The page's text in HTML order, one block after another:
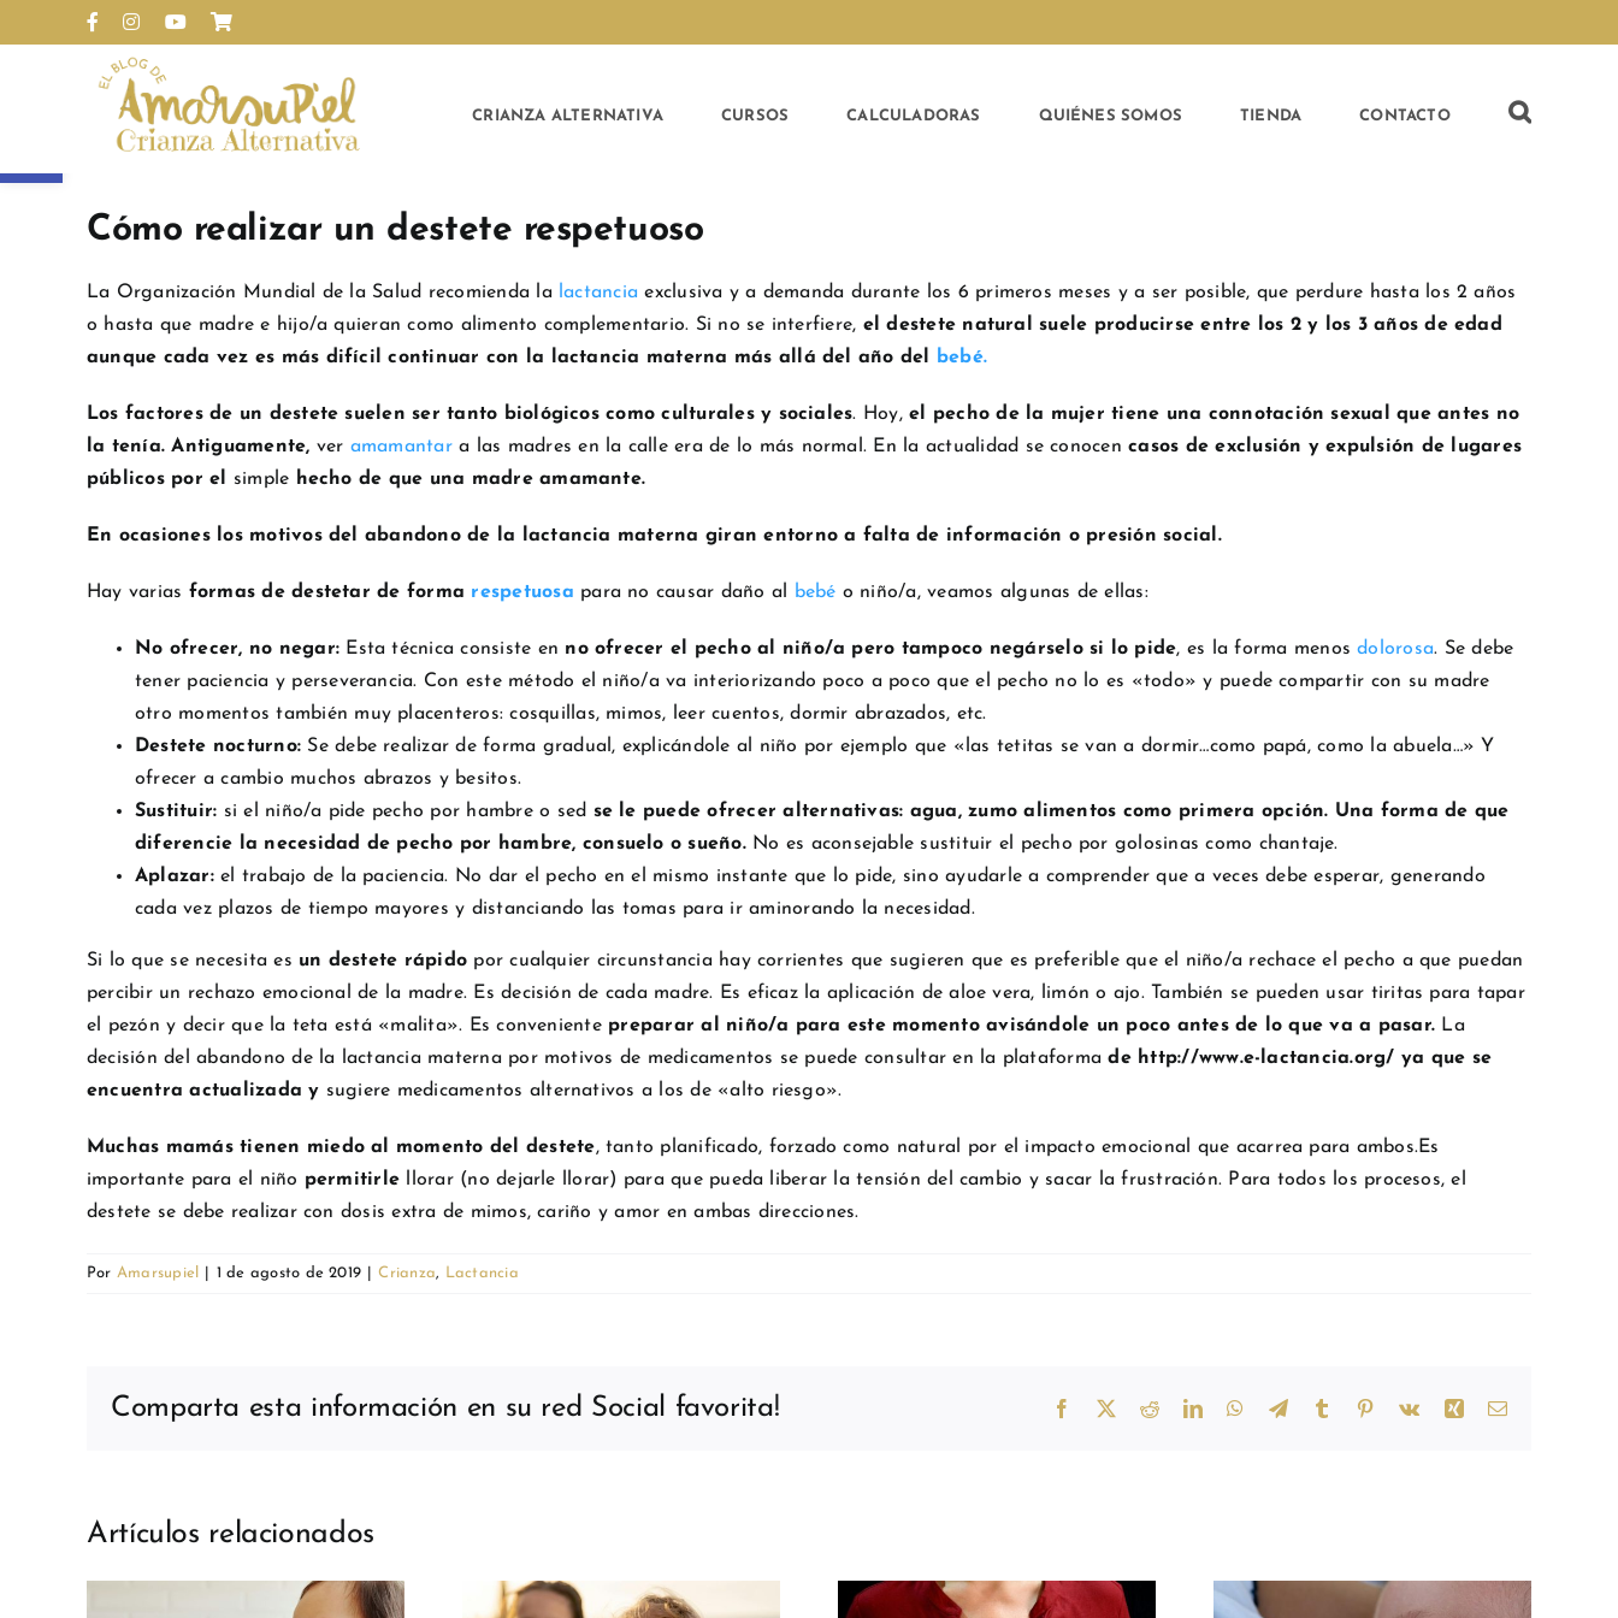
Abrir barra de herramientas
al
FacebookInstagramYouTubePersonalizado
CRIANZA ALTERNATIVA CURSOS CALCULADORAS QUIÉNES SOMOS TIENDA CONTACTO
imagen
grande
Cómo realizar un destete respetuoso
La Organización Mundial de la Salud recomienda la lactancia exclusiva y a demanda durante los 6 primeros meses y a ser posible, que perdure hasta los 2 años
o hasta que madre e hijo/a quieran como alimento complementario. Si no se interfiere, el destete natural suele producirse entre los 2 y los 3 años de edad
aunque cada vez es más difícil continuar con la lactancia materna más allá del año del
bebé.
Los factores de un destete suelen ser tanto biológicos como culturales y sociales. Hoy,el pecho de la mujer tiene una connotación sexual que antes no
la tenía. Antiguamente, ver amamantara las madres en la calle era de lo más normal. En la actualidad se conocencasos de exclusión y expulsión de lugares
públicos por el
simple hecho de que una madre amamante.
En ocasiones los motivos del abandono de la lactancia materna giran entorno a falta de información o presión social.
Hay varias formas de destetar de forma respetuosa para no causar daño al bebé o niño/a, veamos algunas de ellas:
No ofrecer, no negar: Esta técnica consiste en no ofrecer el pecho al niño/a pero tampoco negárselo si lo pide, es la forma menosdolorosa. Se debe
tener paciencia y perseverancia. Con este método el niño/a va interiorizando poco a poco que el pecho no lo es «todo» y puede compartir con su madre
otro momentos también muy placenteros: cosquillas, mimos, leer cuentos, dormir abrazados, etc.
Destete nocturno: Se debe realizar de forma gradual, explicándole al niño por ejemplo que «las tetitas se van a dormir…como papá, como la abuela…» Y
ofrecer a cambio muchos abrazos y besitos.
Sustituir: si el niño/a pide pecho por hambre o sed se le puede ofrecer alternativas: agua, zumo alimentos como primera opción. Una forma de que
diferencie la necesidad de pecho por hambre, consuelo o sueño. No es aconsejable sustituir el pecho por golosinas como chantaje.
Aplazar:el trabajo de la paciencia. No dar el pecho en el mismo instante que lo pide, sino ayudarle a comprender que a veces debe esperar, generando
cada vez plazos de tiempo mayores y distanciando las tomas para ir aminorando la necesidad.
Si lo que se necesita es un destete rápido por cualquier circunstancia hay corrientes que sugieren que es preferible que el niño/a rechace el pecho a que puedan
percibir un rechazo emocional de la madre. Es decisión de cada madre. Es eficaz la aplicación de aloe vera, limón o ajo. También se pueden usar tiritas para tapar
el pezón y decir que la teta está «malita». Es conveniente preparar al niño/a para este momento avisándole un poco antes de lo que va a pasar. La
decisión del abandono de la lactancia materna por motivos de medicamentos se puede consultar en la plataforma de http://www.e-lactancia.org/ ya que se
encuentra actualizada y sugiere medicamentos alternativos a los de «alto riesgo».
Muchas mamás tienen miedo al momento del destete, tanto planificado, forzado como natural por el impacto emocional que acarrea para ambos.Es
importante para el niño permitirle llorar (no dejarle llorar) para que pueda liberar la tensión del cambio y sacar la frustración. Para todos los procesos, el
destete se debe realizar con dosis extra de mimos, cariño y amor en ambas direcciones.
Por Amarsupiel 1 de agosto de 2019 Crianza, Lactancia
Comparta esta información en su red Social favorita! Facebook
X RedditLinkedInWhatsApp
TelegramTumblr Pinterest
Vk Xing Correo
Artículos relacionados